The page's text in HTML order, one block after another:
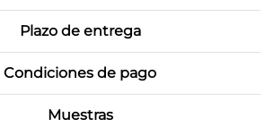
Plazo de entrega
Condiciones de pago
Muestras